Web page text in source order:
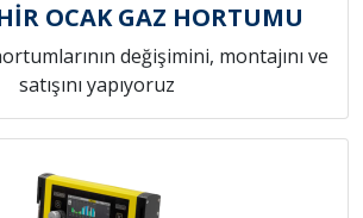
OCAK GAZ HORTUMU
değişimini, montajını ve
satışını yapıyoruz